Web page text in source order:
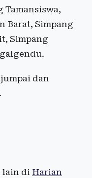
Tamansiswa,
Barat, Simpang
Simpang
dan
lain di Harian